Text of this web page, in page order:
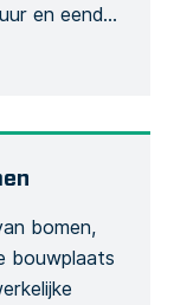
en eender
[…]
bomen,
bouwplaats